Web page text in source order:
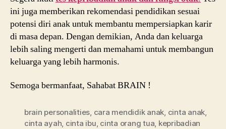
ini juga memberikan rekomendasi pendidikan sesuai
potensi diri anak untuk membantu mempersiapkan karir
di masa depan. Dengan demikian, Anda dan keluarga
lebih saling mengerti dan memahami untuk membangun
keluarga yang lebih harmonis.
Semoga bermanfaat, Sahabat BRAIN !
brain personalities, cara mendidik anak, cinta anak,
cinta ayah, cinta ibu, cinta orang tua, kepribadian